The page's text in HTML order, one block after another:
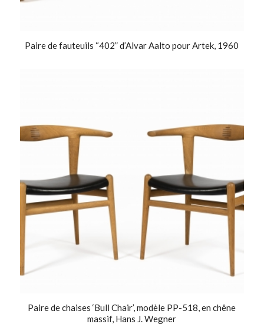
Paire de fauteuils “402” d’Alvar Aalto pour Artek, 1960
Paire de chaises ‘Bull Chair’, modèle PP-518, en chêne
massif, Hans J. Wegner